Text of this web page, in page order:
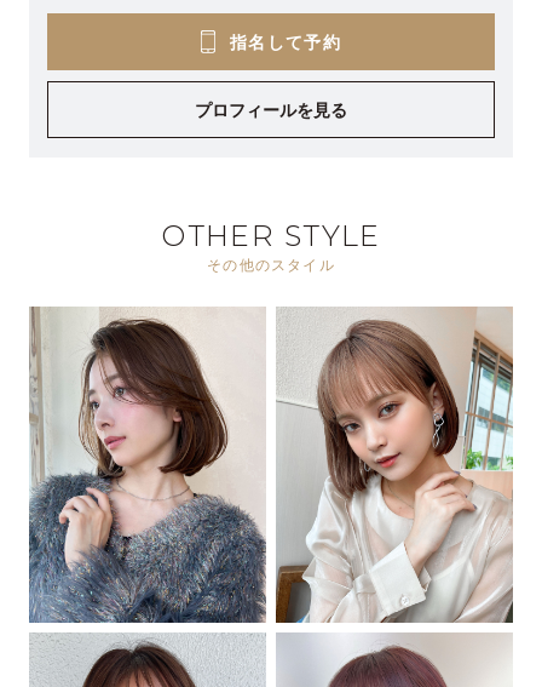
指名して予約
プロフィールを見る
OTHER STYLE
その他のスタイル